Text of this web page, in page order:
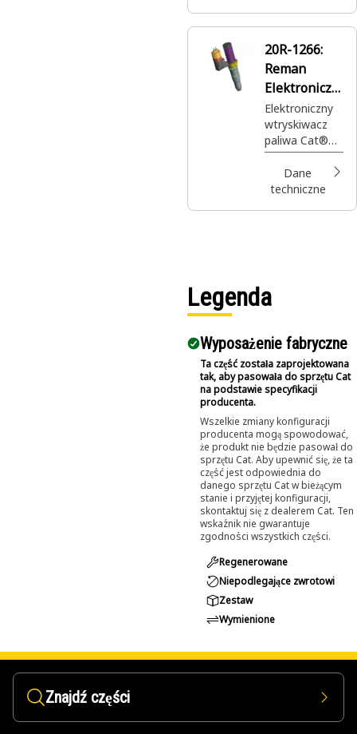
20R-1266:
Reman
Elektroniczn
y
wtryskiwacz
paliwa
Elektroniczny
wtryskiwacz
paliwa Cat®
Reman z
powlekanym
tłoczkiem
Dane
techniczne
Legenda
Wyposażenie fabryczne
Ta część została zaprojektowana
tak, aby pasowała do sprzętu Cat
na podstawie specyfikacji
producenta.
Wszelkie zmiany konfiguracji
producenta mogą spowodować,
że produkt nie będzie pasował do
sprzętu Cat. Aby upewnić się, że ta
część jest odpowiednia do
danego sprzętu Cat w bieżącym
stanie i przyjętej konfiguracji,
skontaktuj się z dealerem Cat. Ten
wskaźnik nie gwarantuje
zgodności wszystkich części.
Regenerowane
Niepodlegające zwrotowi
Zestaw
Wymienione
Znajdź części